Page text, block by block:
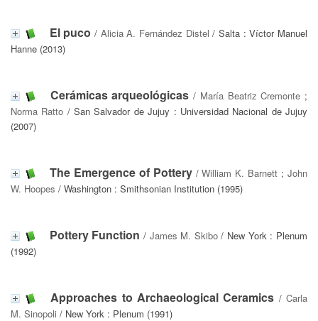
El puco / Alicia A. Fernández Distel / Salta : Víctor Manuel
Hanne (2013)
Cerámicas arqueológicas / María Beatriz Cremonte ;
Norma Ratto / San Salvador de Jujuy : Universidad Nacional de Jujuy
(2007)
The Emergence of Pottery/William K. Barnett ;John
W. Hoopes / Washington : Smithsonian Institution (1995)
Pottery Function / James M. Skibo/ New York : Plenum
(1992)
Approaches to Archaeological Ceramics /Carla
M. Sinopoli / New York : Plenum (1991)